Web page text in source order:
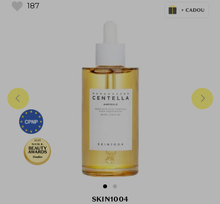
187
2025
Finalist
SKIN1004